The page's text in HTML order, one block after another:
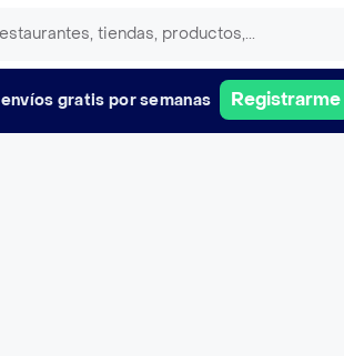
envíos gratis por semanas Registrarme